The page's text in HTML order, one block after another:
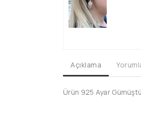
Açıklama
Ürün 925 Ayar